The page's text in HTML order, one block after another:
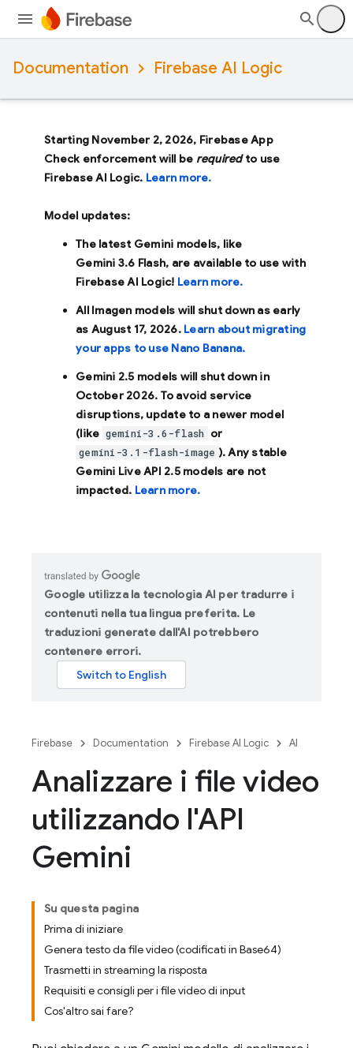
Documentation Firebase AI Logic
Starting November 2, 2026, Firebase App
Check enforcement will be requiredto use
Firebase AI Logic. Learn more.
Model updates:
The latest Gemini models, like
Gemini 3.6 Flash, are available to use with
Firebase AI Logic! Learn more.
All Imagen models will shut down as early
as August 17, 2026. Learn about migrating
your apps to use Nano Banana.
Gemini 2.5 models will shut down in
October 2026. To avoid service
disruptions, update to a newer model
(like gemini-3.6-flash or
gemini-3.1-flash-image ). Any stable
Gemini Live API 2.5 models are not
impacted. Learn more.
Google utilizza la tecnologia AI per tradurre i
contenuti nella tua lingua preferita. Le
traduzioni generate dall'AI potrebbero
contenere errori.
Firebase Documentation Firebase AI Logic AI
Analizzare i file video
utilizzando l'API
Gemini
Su questa pagina
Prima di iniziare
Genera testo da file video (codificati in Base64)
Trasmetti in streaming la risposta
Requisiti e consigli per i file video di input
Cos'altro sai fare?